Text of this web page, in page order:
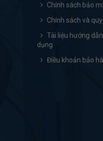
Chính sách bảo
Chính sách và
Tài liệu hướng
dụng
Điều khoản bảo